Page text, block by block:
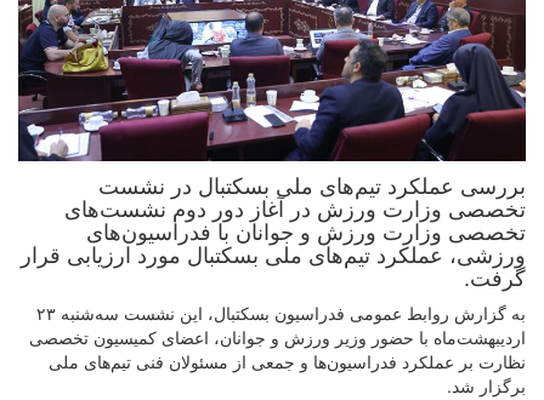
بررسی عملکرد تیم‌های ملی بسکتبال در نشست
تخصصی وزارت ورزش در آغاز دور دوم نشست‌های
تخصصی وزارت ورزش و جوانان با فدراسیون‌های
ورزشی، عملکرد تیم‌های ملی بسکتبال مورد ارزیابی قرار
گرفت.
به گزارش روابط عمومی فدراسیون بسکتبال، این نشست سه‌شنبه ۲۳
اردیبهشت‌ماه با حضور وزیر ورزش و جوانان، اعضای کمیسیون تخصصی
نظارت بر عملکرد فدراسیون‌ها و جمعی از مسئولان فنی تیم‌های ملی
برگزار شد.